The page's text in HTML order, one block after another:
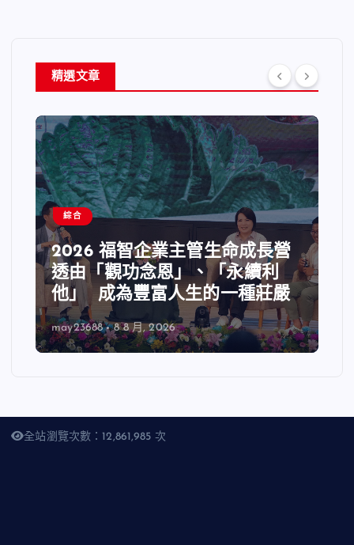
精選文章
綜合
2026 福智企業主管生命成長營
透由「觀功念恩」、「永續利
他」 成為豐富人生的一種莊嚴
may23688 8 8 月, 2026
全站瀏覽次數：12,861,985 次